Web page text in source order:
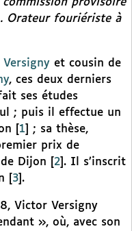
commission provisoire
Orateur fouriériste à
et cousin de
, ces deux derniers
ses études
; puis il effectue un
1
; sa thèse,
prix de
Dijon
2 . Il s’inscrit
3 .
Victor Versigny
», où, avec son